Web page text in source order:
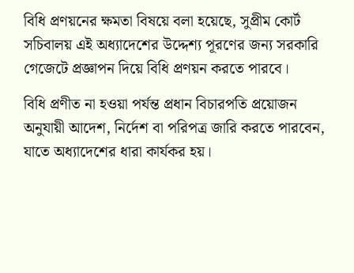
বিধি প্রণয়নের ক্ষমতা বিষয়ে বলা হয়েছে, সুপ্রীম কোর্ট
সচিবালয় এই অধ্যাদেশের উদ্দেশ্য পূরণের জন্য সরকারি
গেজেটে প্রজ্ঞাপন দিয়ে বিধি প্রণয়ন করতে পারবে।
বিধি প্রণীত না হওয়া পর্যন্ত প্রধান বিচারপতি প্রয়োজন
অনুযায়ী আদেশ, নির্দেশ বা পরিপত্র জারি করতে পারবেন,
যাতে অধ্যাদেশের ধারা কার্যকর হয়।